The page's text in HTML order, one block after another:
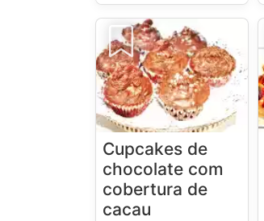
Cupcakes de
chocolate com
cobertura de
cacau